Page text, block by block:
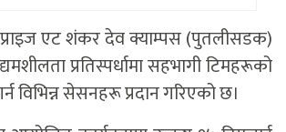
एट शंकर देव क्याम्पस (पुतलीसडक)
प्रतिस्पर्धामा सहभागी टिमहरूको
विभिन्न सेसनहरू प्रदान गरिएको छ।